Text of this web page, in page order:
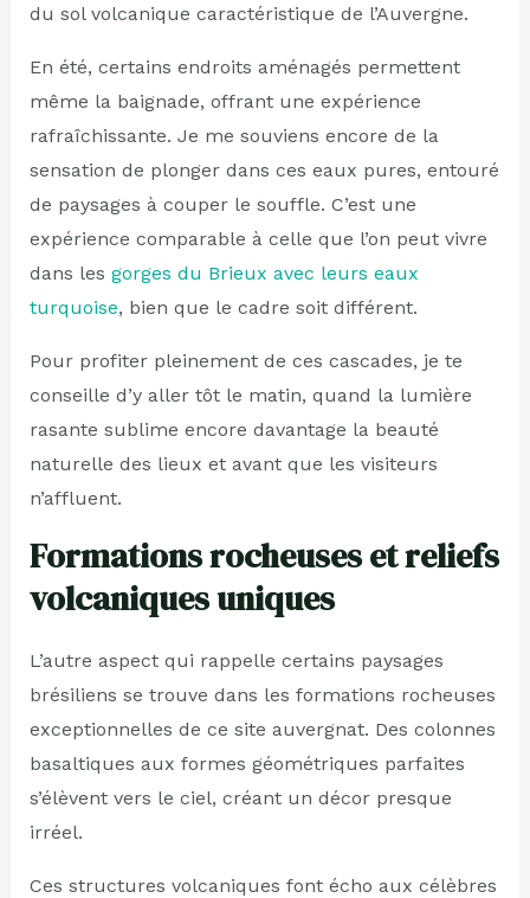
du sol volcanique caractéristique de l’Auvergne.
En été, certains endroits aménagés permettent
même la baignade, offrant une expérience
rafraîchissante. Je me souviens encore de la
sensation de plonger dans ces eaux pures, entouré
de paysages à couper le souffle. C’est une
expérience comparable à celle que l’on peut vivre
dans les gorges du Brieux avec leurs eaux
turquoise, bien que le cadre soit différent.
Pour profiter pleinement de ces cascades, je te
conseille d’y aller tôt le matin, quand la lumière
rasante sublime encore davantage la beauté
naturelle des lieux et avant que les visiteurs
n’affluent.
Formations rocheuses et reliefs
volcaniques uniques
L’autre aspect qui rappelle certains paysages
brésiliens se trouve dans les formations rocheuses
exceptionnelles de ce site auvergnat. Des colonnes
basaltiques aux formes géométriques parfaites
s’élèvent vers le ciel, créant un décor presque
irréel.
Ces structures volcaniques font écho aux célèbres